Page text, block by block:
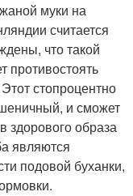
муки на
считается
что такой
противостоять
стопроцентно
и сможет
здорового образа
являются
подовой буханки,